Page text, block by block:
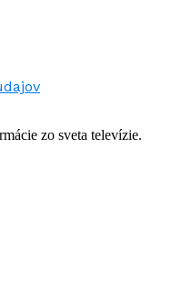
zo sveta televízie.